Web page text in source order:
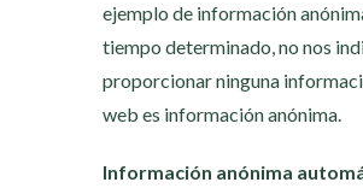
ejemplo de información
tiempo determinado, no nos
proporcionar ninguna
web es información anónima.
Información anónima